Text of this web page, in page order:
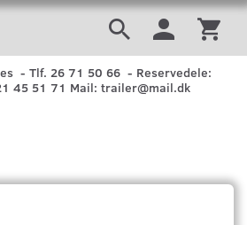
- Tlf. 26 71 50 66 - Reservedele:
45 51 71 Mail: trailer@mail.dk